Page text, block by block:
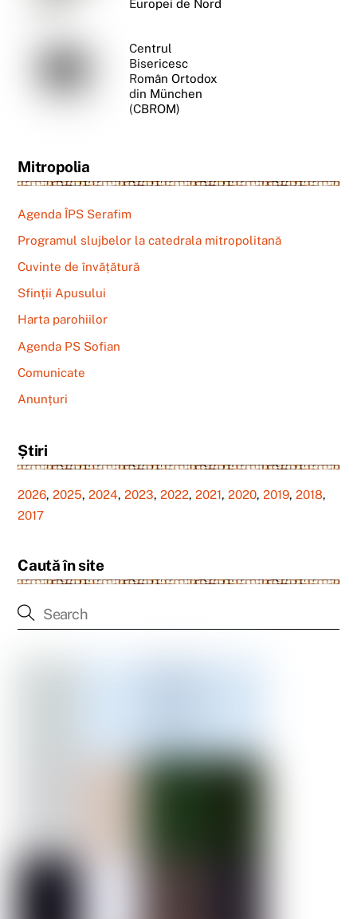
Europei de Nord
Centrul
Bisericesc
Român Ortodox
din München
(CBROM)
Mitropolia
Agenda ÎPS Serafim
Programul slujbelor la catedrala mitropolitană
Cuvinte de învățătură
Sfinții Apusului
Harta parohiilor
Agenda PS Sofian
Comunicate
Anunțuri
Știri
2026,2025,2024,2023,2022,2021,2020,2019,2018,
2017
Caută în site